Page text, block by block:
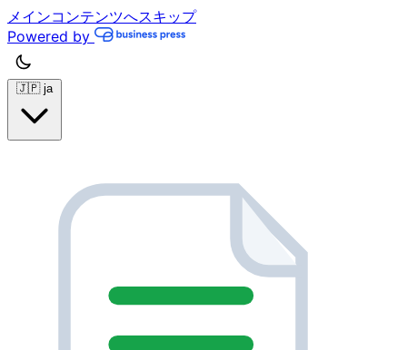
メインコンテンツへスキップ
Powered by
🇯🇵 ja